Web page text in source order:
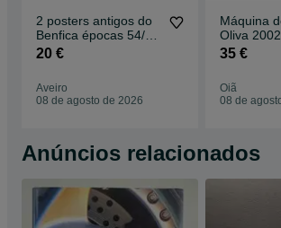
2 posters antigos do
Benfica épocas 54/55
e 94/95
20 €
Aveiro
08 de agosto de 2026
Máquina
Oliva
35 €
Oiã
08 de
Anúncios relacionados